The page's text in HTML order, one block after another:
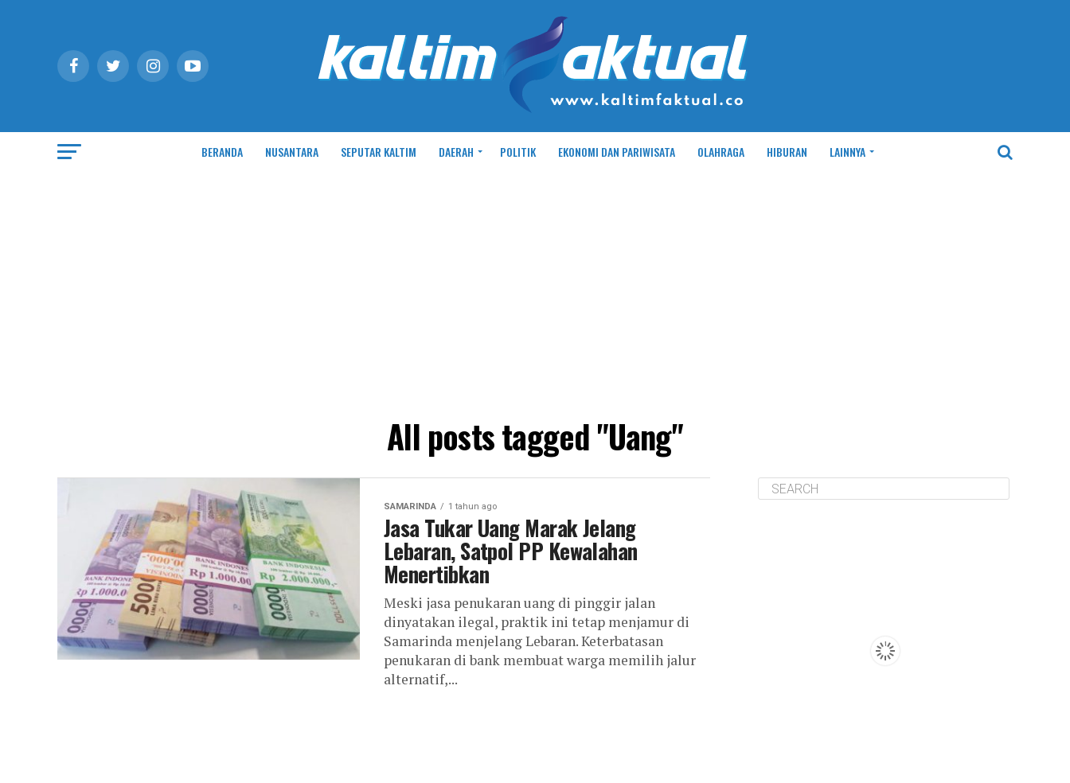
BERANDA NUSANTARA SEPUTAR KALTIM DAERAH POLITIK EKONOMI DAN PARIWISATA OLAHRAGA HIBURAN LAINNYA
All posts tagged "Uang"
SAMARINDA 1 tahun ago
Jasa Tukar Uang Marak Jelang
Lebaran, Satpol PP Kewalahan
Menertibkan
Meski jasa penukaran uang di pinggir jalan
dinyatakan ilegal, praktik ini tetap menjamur di
Samarinda menjelang Lebaran. Keterbatasan
penukaran di bank membuat warga memilih jalur
alternatif,...